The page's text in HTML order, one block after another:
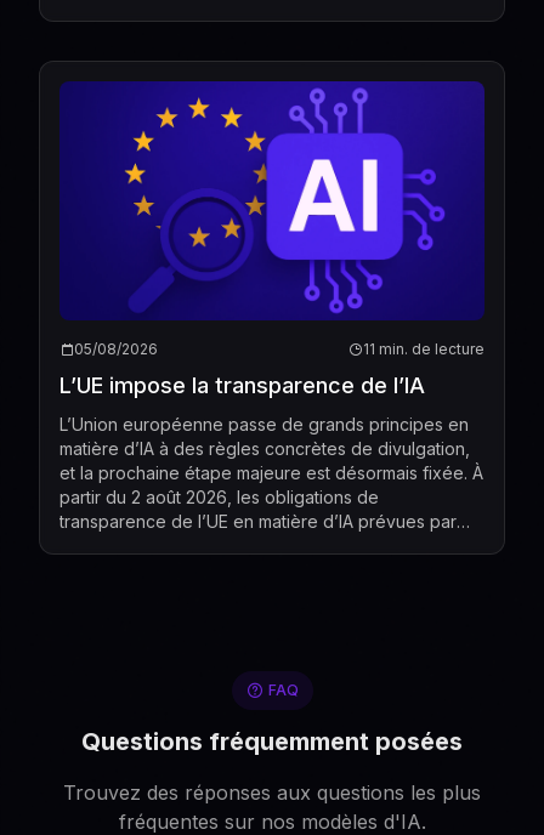
05/08/2026 11 min. de lecture
L’UE impose la transparence de l’IA
L’Union européenne passe de grands principes en
matière d’IA à des règles concrètes de divulgation,
et la prochaine étape majeure est désormais fixée. À
partir du 2 août 2026, les obligations de
transparence de l’UE en matière d’IA prévues par
FAQ
Questions fréquemment posées
Trouvez des réponses aux questions les plus
fréquentes sur nos modèles d'IA.